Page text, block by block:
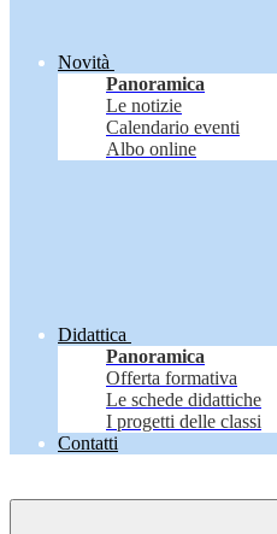
Novità
Panoramica
Le notizie
Calendario eventi
Albo online
Didattica
Panoramica
Offerta formativa
Le schede didattiche
I progetti delle classi
Contatti